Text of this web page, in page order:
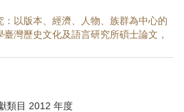
：以版本、經濟、人物、族群為中心的
灣歷史文化及語言研究所碩士論文，
類目 2012 年度